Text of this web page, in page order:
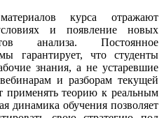
курса отражают
и появление новых
анализа. Постоянное
гарантирует, что студенты
знания, а не устаревшие
и разборам текущей
применять теорию к реальным
динамика обучения позволяет